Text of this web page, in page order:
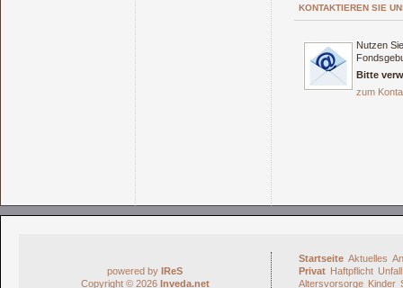
KONTAKTIEREN SIE
Nutzen
Bitte
zum
powered by IReS
Copyright © 2026 Inveda.net
Startseite Aktuelles
Privat Haftpflicht Unfall
Altersvorsorge Kinder